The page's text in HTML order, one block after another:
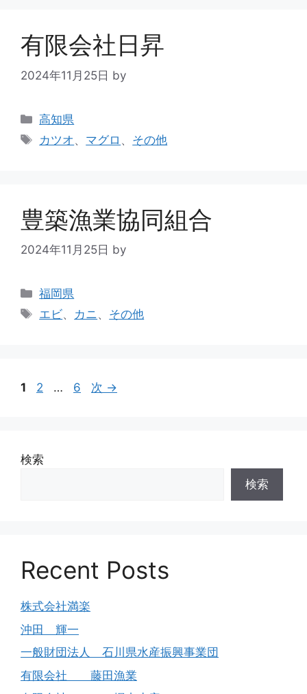
有限会社日昇
2024年11月25日 by
高知県
カツオ 、 マグロ 、 その他
豊築漁業協同組合
2024年11月25日 by
福岡県
エビ、 カニ、 その他
1 2 … 6 次 →
検索
検索
Recent Posts
株式会社満楽
沖田 輝一
一般財団法人 石川県水産振興事業団
有限会社 藤田漁業